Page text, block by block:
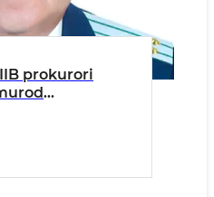
prokurori